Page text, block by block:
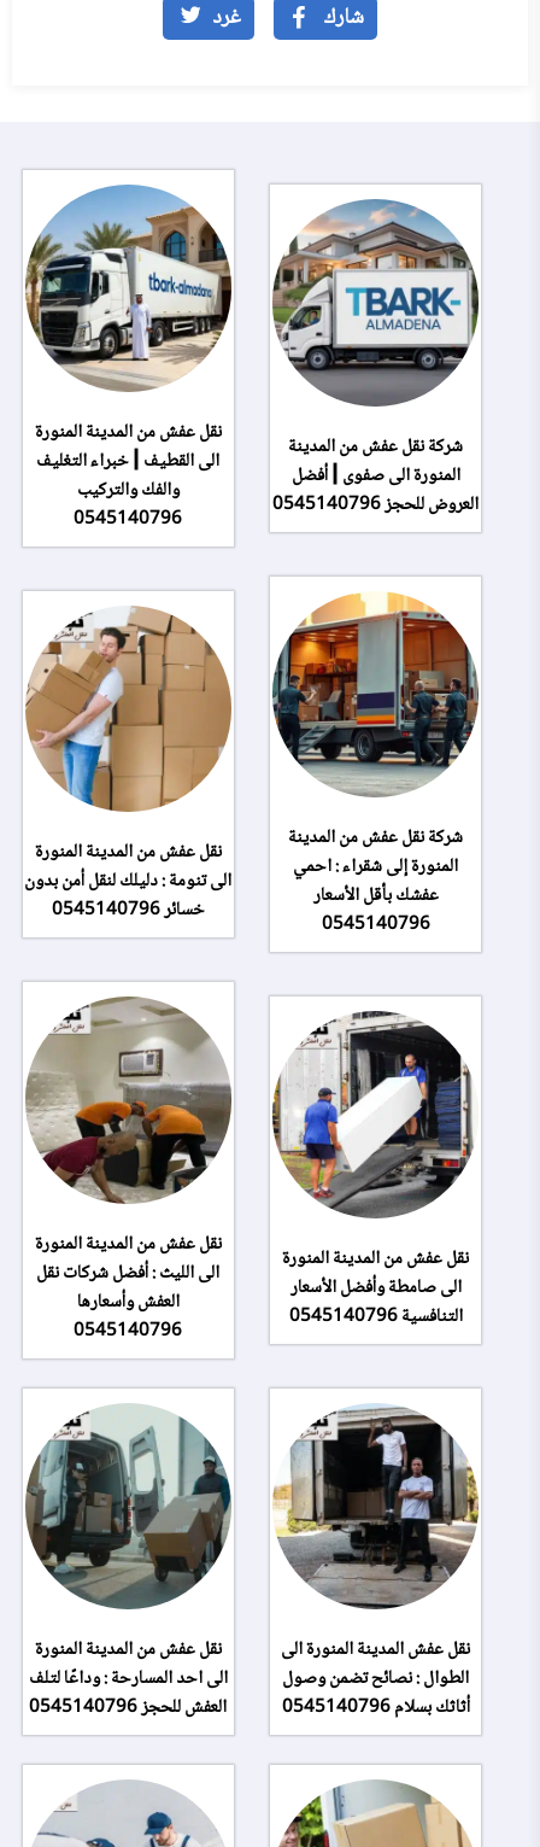
شارك غرد
شركة نقل عفش من المدينة
المنورة الى صفوى | أفضل
العروض للحجز 0545140796
نقل عفش من المدينة المنورة
الى القطيف | خبراء التغليف
والفك والتركيب
0545140796
شركة نقل عفش من المدينة
المنورة إلى شقراء : احمي
عفشك بأقل الأسعار
0545140796
نقل عفش من المدينة المنورة
الى تنومة : دليلك لنقل أمن بدون
خسائر 0545140796
نقل عفش من المدينة المنورة
الى صامطة وأفضل الأسعار
التنافسية 0545140796
نقل عفش من المدينة المنورة
الى الليث : أفضل شركات نقل
العفش وأسعارها
0545140796
نقل عفش المدينة المنورة الى
الطوال : نصائح تضمن وصول
أثاثك بسلام 0545140796
نقل عفش من المدينة المنورة
الى احد المسارحة : وداعًا لتلف
العفش للحجز 0545140796